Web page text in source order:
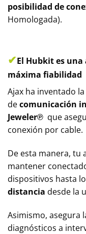
posibilidad de
Homologada).
✔El Hubkit es
máxima fiabilidad
Ajax ha inventado
decomunicación
Jeweler℗ que
conexión por cable.
De esta manera, tu
mantener
dispositivos hasta
distancia desde la
Asimismo, asegura
diagnósticos a